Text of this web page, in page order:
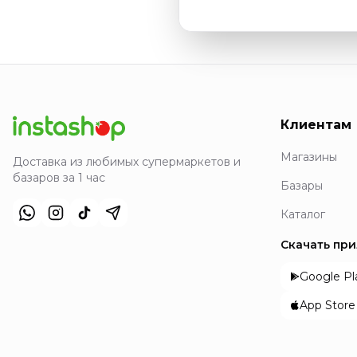
Доставка из любимых супермаркетов и
базаров за 1 час
Клиентам
Магазины
Базары
Каталог
Скачать
Google
App Store